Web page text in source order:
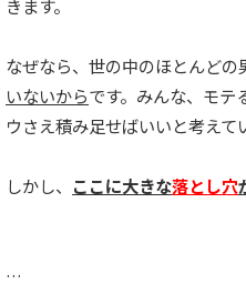
きます。
なぜなら、世の中のほとんどの
いないからです。みんな、モテ
ウさえ積み足せばいいと考えて
しかし、 ここに大きな落とし穴
…